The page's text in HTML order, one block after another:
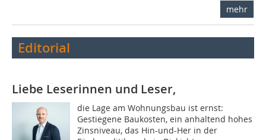
mehr
Editorial
Liebe Leserinnen und Leser,
die Lage am Wohnungsbau ist ernst:
Gestiegene Baukosten, ein anhaltend hohes
Zinsniveau, das Hin-und-Her in der